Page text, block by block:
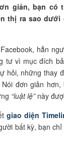
giản, bạn có
thị ra sao
hẳn
tư vì mục đích
hỏi, những thay
đơn giản
“luật lệ”này
giao diện
bất kỳ, bạn